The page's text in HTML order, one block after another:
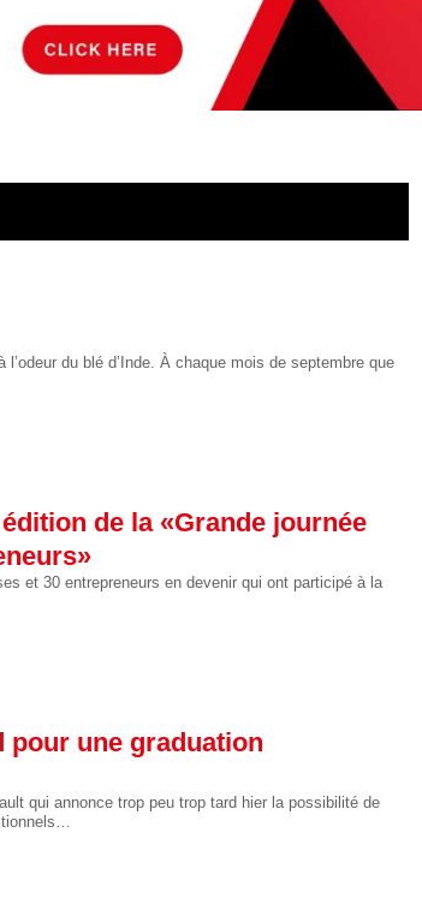
l’odeur du blé d’Inde. À chaque mois de septembre que
de la «Grande journée
et 30 entrepreneurs en devenir qui ont participé à la
pour une graduation
qui annonce trop peu trop tard hier la possibilité de